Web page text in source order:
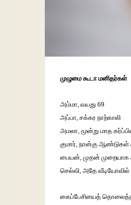
முழுமை கூடா மனிதர்கள்
அம்மா, வயது 69
அப்பா, சக்கர நாற்காலி
அமலா, மூன்று மாத
குமார், நான்கு ஆண்டுகள்
பையன், முதன்
செல்வி, அதே
கைப்பேசியைத்